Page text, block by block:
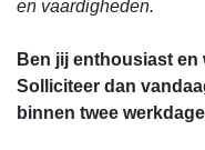
en vaardigheden.
Ben jij enthousiast en
Solliciteer dan
binnen twee